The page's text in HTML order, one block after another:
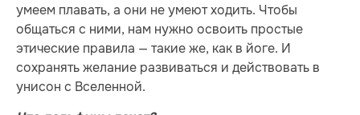
умеем плавать, а они не умеют ходить. Чтобы
общаться с ними, нам нужно освоить простые
этические правила — такие же, как в йоге. И
сохранять желание развиваться и действовать в
унисон с Вселенной.